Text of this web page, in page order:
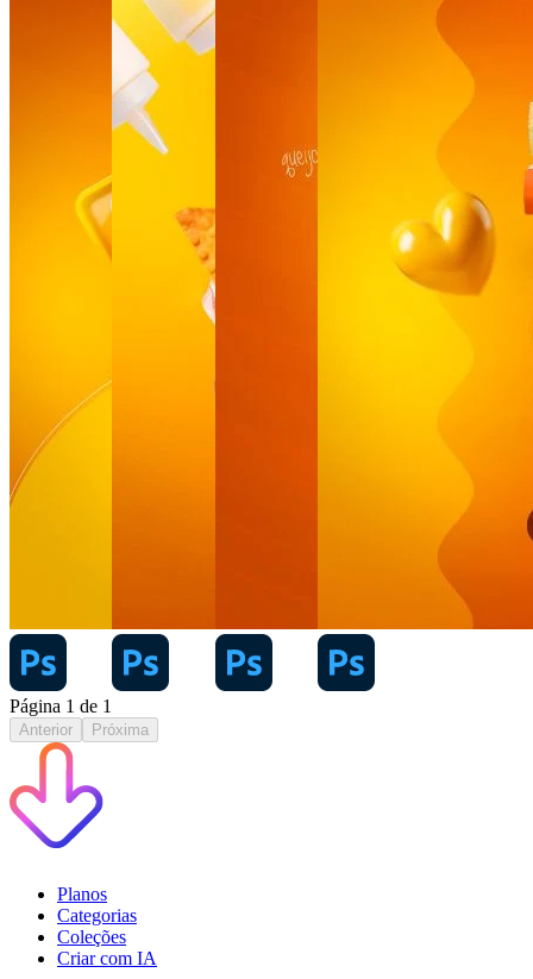
Página 1 de 1
Anterior Próxima
Planos
Categorias
Coleções
Criar com IA